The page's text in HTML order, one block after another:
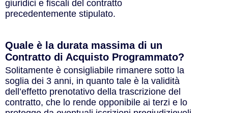
giuridici e fiscali del contratto
precedentemente stipulato.
Quale è la durata massima di un
Contratto di Acquisto Programmato?
Solitamente è consigliabile rimanere sotto la
soglia dei 3 anni, in quanto tale è la validità
dell’effetto prenotativo della trascrizione del
contratto, che lo rende opponibile ai terzi e lo